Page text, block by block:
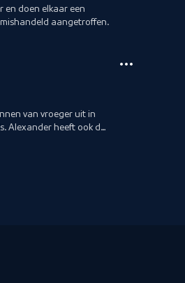
en doen elkaar een
aangetroffen.
van vroeger uit in
Alexander heeft ook de